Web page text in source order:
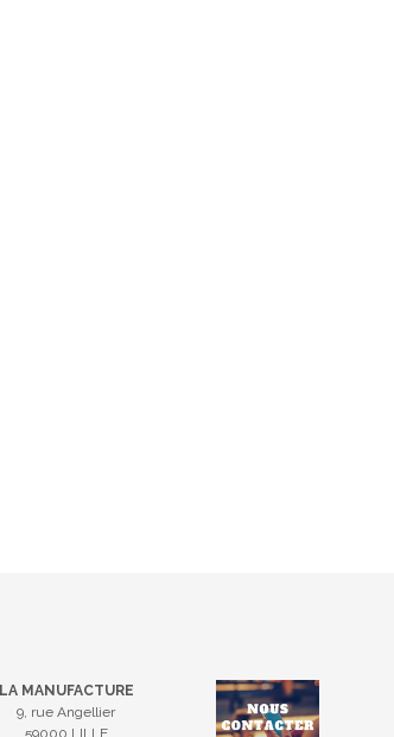
LA MANUFACTURE
9, rue Angellier
59000 LILLE